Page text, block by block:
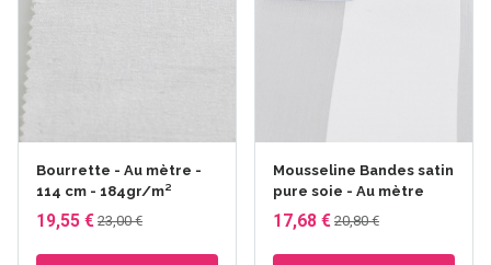
Bourrette - Au mètre -
114 cm - 184gr/m²
19,55 € 23,00 €
Mousseline Bandes satin
pure soie - Au mètre
17,68 € 20,80 €